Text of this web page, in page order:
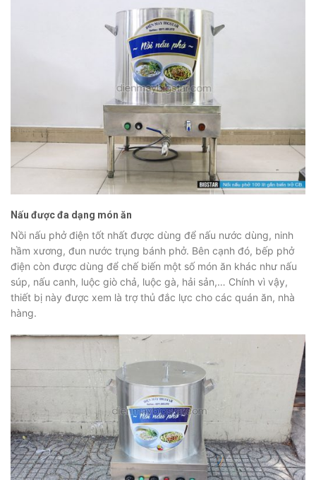
Nấu được đa dạng món ăn
Nồi nấu phở điện tốt nhất được dùng để nấu nước dùng, ninh
hầm xương, đun nước trụng bánh phở. Bên cạnh đó, bếp phở
điện còn được dùng để chế biến một số món ăn khác như nấu
súp, nấu canh, luộc giò chả, luộc gà, hải sản,… Chính vì vậy,
thiết bị này được xem là trợ thủ đắc lực cho các quán ăn, nhà
hàng.